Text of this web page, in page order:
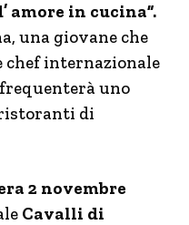
amore in cucina”.
una giovane che
chef internazionale
uno
di
2 novembre
Cavalli di